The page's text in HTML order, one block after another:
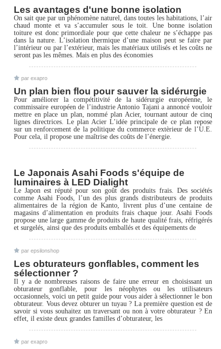
Les avantages d'une bonne isolation
On sait que par un phénomène naturel, dans toutes les habitations, l’air
chaud monte et va s’accumuler sous le toit. Une bonne isolation
toiture est donc primordiale pour que cette chaleur ne s’échappe pas
dans la nature. L’isolation thermique d’une maison peut se faire par
l’intérieur ou par l’extérieur, mais les matériaux utilisés et les coûts ne
seront pas les mêmes. Mais en plus des économies
par exapro
Un plan bien flou pour sauver la sidérurgie
Pour améliorer la compétitivité de la sidérurgie européenne, le
commissaire européen de l’industrie Antonio Tajani a annoncé vouloir
mettre en place un plan, nommé plan Acier, tournant autour de cinq
lignes directrices. Le plan Acier L’idée principale de ce plan repose
sur un renforcement de la politique du commerce extèrieur de l’U.E.
Pour cela, il propose une maîtrise des coûts de l’énergie.
Le Japonais Asahi Foods s'équipe de
luminaires à LED Dialight
Le Japon est réputé pour son goût des produits frais. Des sociétés
comme Asahi Foods, l’un des plus grands distributeurs de produits
alimentaires de la région de Kanto, livrent plus d’une centaine de
magasins d’alimentation en produits frais chaque jour. Asahi Foods
propose une large gamme de produits de haute qualité frais, réfrigérés
et surgelés, ainsi que des produits emballés et des équipements de
par epsilonshop
Les obturateurs gonflables, comment les
sélectionner ?
Il y a de nombreuses raisons de faire une erreur en choisissant un
obturateur gonflable, pour les néophytes ou les utilisateurs
occasionnels, voici un petit guide pour vous aider à sélectionner le bon
obturateur. Vous devez obturer un tuyau ? La première question est de
savoir si vous souhaitez un traversant ou non à votre obturateur ? En
effet, il existe deux grandes familles d’obturateur, les
par exapro